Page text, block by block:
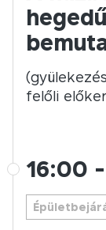
felőli
16:00 -